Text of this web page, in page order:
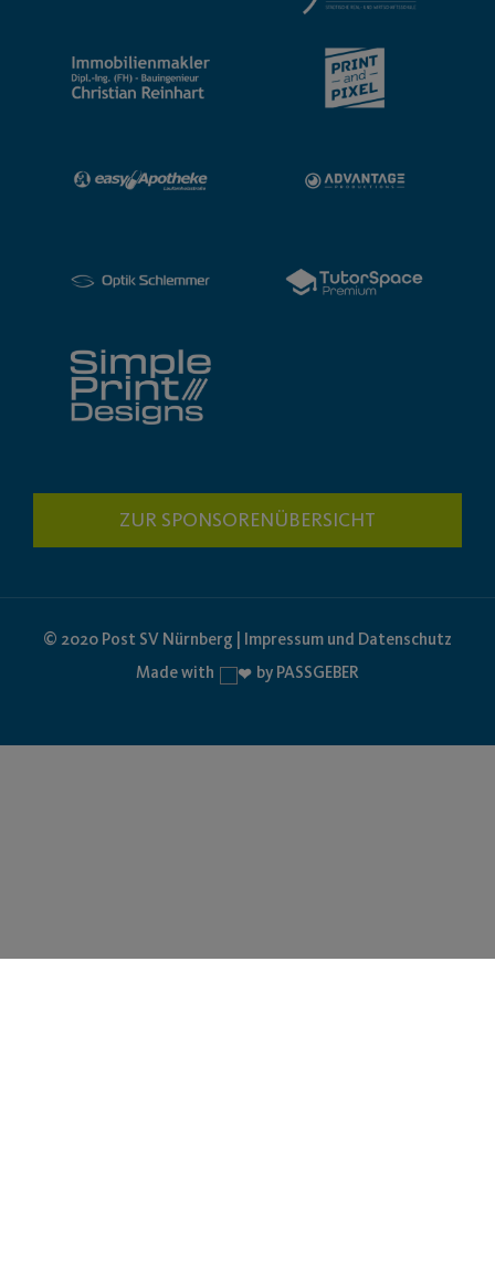
ZUR SPONSORENÜBERSICHT
© 2020 Post SV Nürnberg | Impressum und Datenschutz
Made with
by PASSGEBER